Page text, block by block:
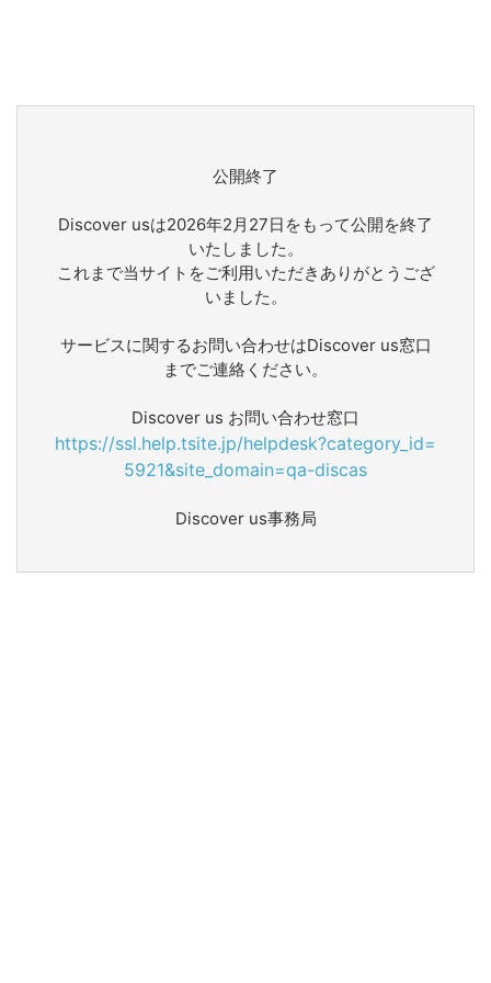
公開終了
Discover usは2026年2月27日をもって公開を終了
いたしました。
これまで当サイトをご利用いただきありがとうござ
いました。
サービスに関するお問い合わせはDiscover us窓口
までご連絡ください。
Discover us お問い合わせ窓口
https://ssl.help.tsite.jp/helpdesk?category_id=
5921&site_domain=qa-discas
Discover us事務局